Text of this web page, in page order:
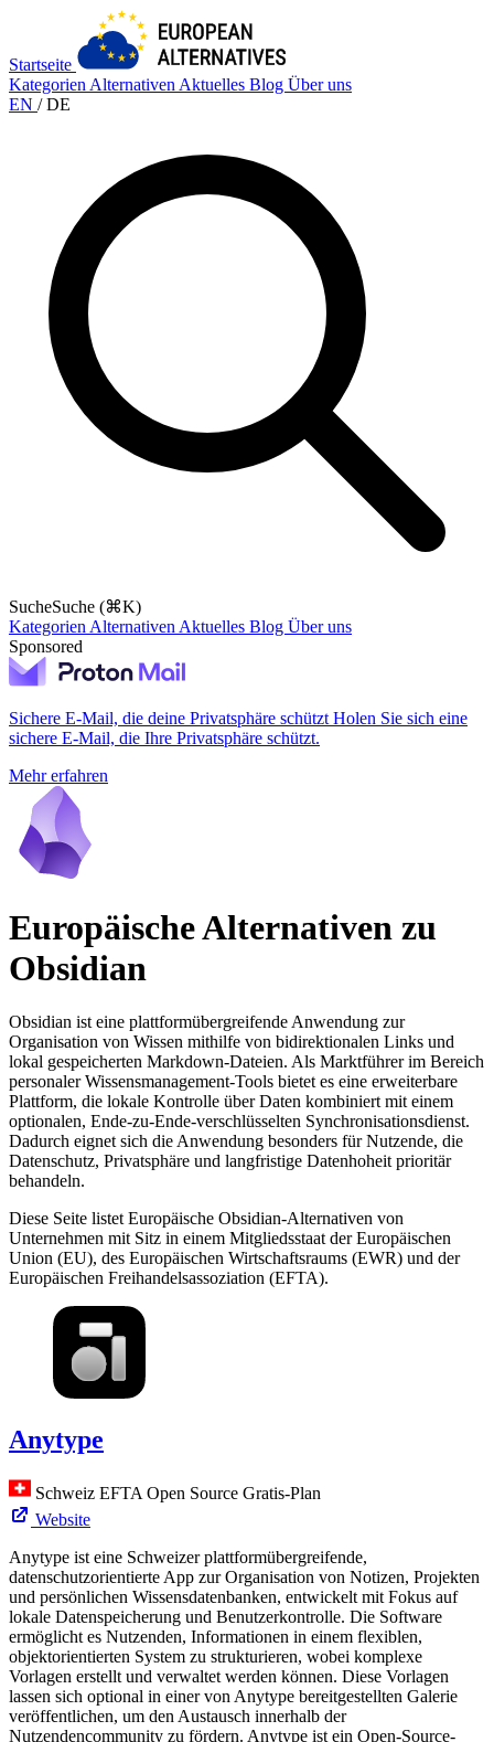
Startseite
Kategorien Alternativen Aktuelles Blog Über uns
EN / DE
SucheSuche (⌘K)
Kategorien Alternativen Aktuelles Blog Über uns
Sponsored
Sichere E-Mail, die deine Privatsphäre schützt Holen Sie sich eine
sichere E-Mail, die Ihre Privatsphäre schützt.
Mehr erfahren
Europäische Alternativen zu
Obsidian
Obsidian ist eine plattformübergreifende Anwendung zur
Organisation von Wissen mithilfe von bidirektionalen Links und
lokal gespeicherten Markdown-Dateien. Als Marktführer im Bereich
personaler Wissensmanagement-Tools bietet es eine erweiterbare
Plattform, die lokale Kontrolle über Daten kombiniert mit einem
optionalen, Ende-zu-Ende-verschlüsselten Synchronisationsdienst.
Dadurch eignet sich die Anwendung besonders für Nutzende, die
Datenschutz, Privatsphäre und langfristige Datenhoheit prioritär
behandeln.
Diese Seite listet Europäische Obsidian-Alternativen von
Unternehmen mit Sitz in einem Mitgliedsstaat der Europäischen
Union (EU), des Europäischen Wirtschaftsraums (EWR) und der
Europäischen Freihandelsassoziation (EFTA).
Anytype
Schweiz EFTA Open Source Gratis-Plan
Website
Anytype ist eine Schweizer plattformübergreifende,
datenschutzorientierte App zur Organisation von Notizen, Projekten
und persönlichen Wissensdatenbanken, entwickelt mit Fokus auf
lokale Datenspeicherung und Benutzerkontrolle. Die Software
ermöglicht es Nutzenden, Informationen in einem flexiblen,
objektorientierten System zu strukturieren, wobei komplexe
Vorlagen erstellt und verwaltet werden können. Diese Vorlagen
lassen sich optional in einer von Anytype bereitgestellten Galerie
veröffentlichen, um den Austausch innerhalb der
Nutzendencommunity zu fördern. Anytype ist ein Open-Source-